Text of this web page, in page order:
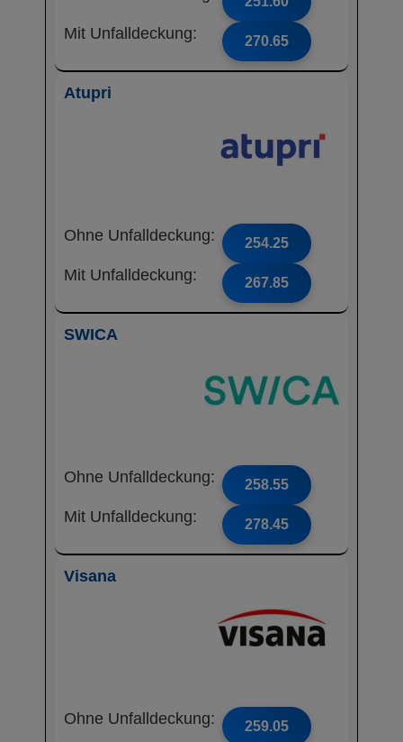
Mit Unfalldeckung: 270.65
Atupri
Ohne Unfalldeckung: 254.25
Mit Unfalldeckung: 267.85
SWICA
Ohne Unfalldeckung: 258.55
Mit Unfalldeckung: 278.45
Visana
Ohne Unfalldeckung: 259.05